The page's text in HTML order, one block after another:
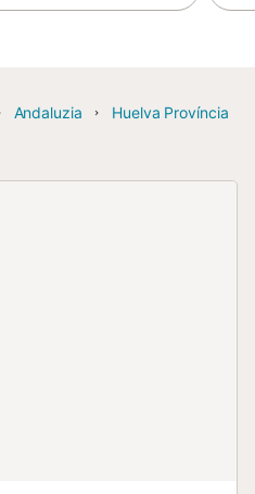
Andaluzia
Huelva Província